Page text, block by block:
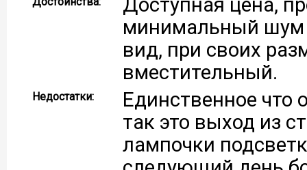
Доступная цена,
минимальный шум
вид, при своих
вместительный.
Недостатки:
Единственное что
так это выход из
лампочки